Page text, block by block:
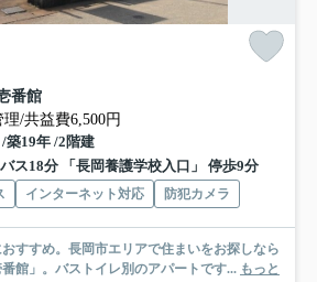
番館
理/共益費6,500円
築19年 /2階建
ス18分 「長岡養護学校入口」 停歩9分
インターネット対応 防犯カメラ
すすめ。長岡市エリアで住まいをお探しなら
番館」。バストイレ別のアパートです... もっと